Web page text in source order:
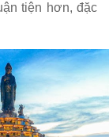
tiện hơn, đặc